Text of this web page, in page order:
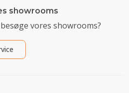
showrooms
vores showrooms?